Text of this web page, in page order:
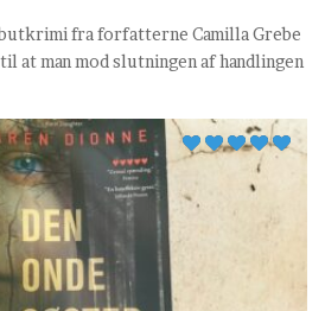
fra forfatterne Camilla Grebe
at man mod slutningen af handlingen